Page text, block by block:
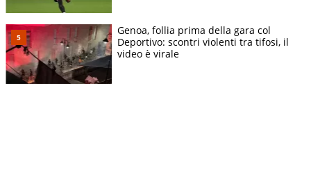
Genoa, follia prima della gara col
Deportivo: scontri violenti tra tifosi, il
video è virale